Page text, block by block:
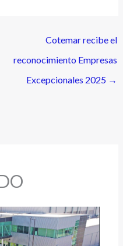
Cotemar recibe el
reconocimiento Empresas
Excepcionales 2025 →